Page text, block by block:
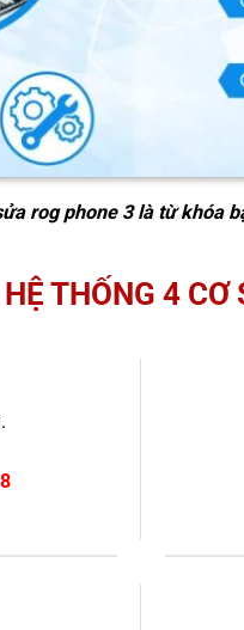
rog phone 3là từ khóa
HỆ THỐNG 4 CƠ